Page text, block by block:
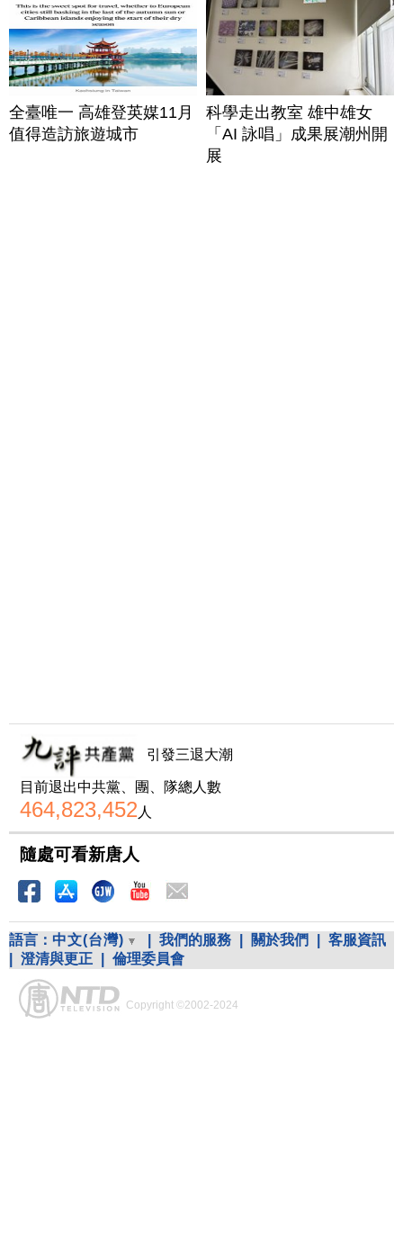
全臺唯一 高雄登英媒11月
值得造訪旅遊城市
科學走出教室 雄中雄女
「AI 詠唱」成果展潮州開
展
引發三退大潮
目前退出中共黨、團、隊總人數
464,823,452 人
隨處可看新唐人
語言： 中文(台灣) 我們的服務 關於我們
客服資訊
澄清與更正 倫理委員會
Copyright ©2002-2024